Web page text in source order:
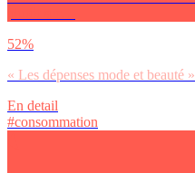
52%
« Les dépenses mode et beauté »
En detail
#consommation